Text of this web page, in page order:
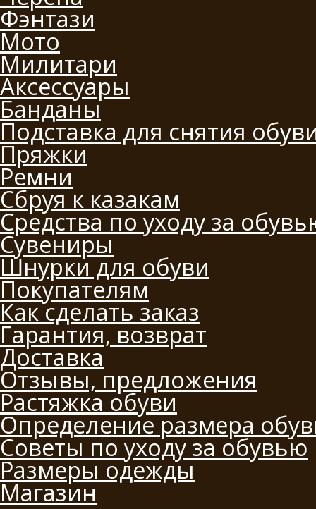
Фэнтази
Мото
Милитари
Аксессуары
Банданы
Подставка для снятия
Пряжки
Ремни
Сбруя к казакам
Средства по уходу за
Сувениры
Шнурки для обуви
Покупателям
Как сделать заказ
Гарантия, возврат
Доставка
Отзывы, предложения
Растяжка обуви
Определение размера
Советы по уходу за обувью
Размеры одежды
Магазин